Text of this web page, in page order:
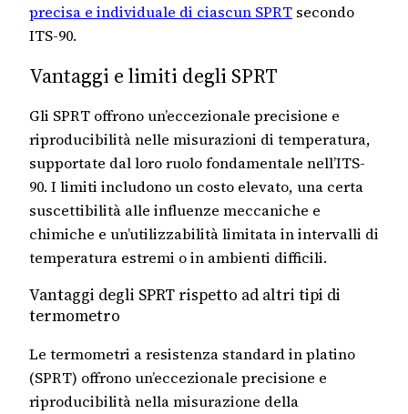
precisa e individuale di ciascun SPRT secondo
ITS-90.
Vantaggi e limiti degli SPRT
Gli SPRT offrono un’eccezionale precisione e
riproducibilità nelle misurazioni di temperatura,
supportate dal loro ruolo fondamentale nell’ITS-
90. I limiti includono un costo elevato, una certa
suscettibilità alle influenze meccaniche e
chimiche e un’utilizzabilità limitata in intervalli di
temperatura estremi o in ambienti difficili.
Vantaggi degli SPRT rispetto ad altri tipi di
termometro
Le termometri a resistenza standard in platino
(SPRT) offrono un’eccezionale precisione e
riproducibilità nella misurazione della